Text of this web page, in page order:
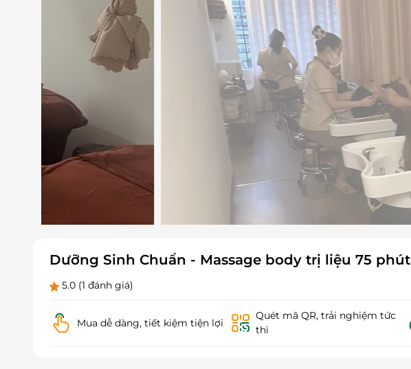
Dưỡng Sinh Chuẩn - Massage body trị liệu 75 phút
5.0 (1 đánh giá)
Mua dễ dàng, tiết kiệm tiện lợi
Quét mã QR, trải nghiệm tức
thì